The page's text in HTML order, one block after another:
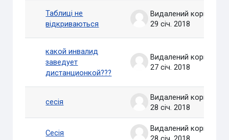
Таблиці не
відкриваються
29 січ. 2018
какой инвалид
заведует
дистанционкой???
27 січ. 2018
сесія
28 січ. 2018
Сесія